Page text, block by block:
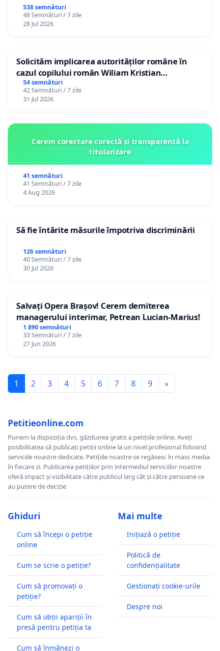
538 semnături
48 Semnături / 7 zile
28 Jul 2026
Solicităm implicarea autorităților române în
cazul copilului român Wiliam Kristian
Gheorghe, aflat în plasament în Danemarca de
12 ani
54 semnături
42 Semnături / 7 zile
31 Jul 2026
Cerem corectare corectă și transparentă la
titularizare
41 semnături
41 Semnături / 7 zile
4 Aug 2026
Să fie întărite măsurile împotriva discriminării
126 semnături
40 Semnături / 7 zile
30 Jul 2026
Salvați Opera Brașov! Cerem demiterea
managerului interimar, Petrean Lucian-Marius!
1 890 semnături
33 Semnături / 7 zile
27 Jun 2026
1 2 3 4 5 6 7 8 9 »
Petitieonline.com
Punem la dispoziția dvs. găzduirea gratis a petițiile online. Aveți
posibilitatea să publicați petiții online la un nivel profesional folosind
serviciile noastre dedicate. Petițiile noastre se regăsesc în mass media
în fiecare zi. Publicarea petițiilor prin intermediul serviciilor noastre
oferă impact și vizibilitate către publicul larg cât și către persoane ce
au putere de decizie
Ghiduri
Cum să începi o petiție
online
Cum se scrie o petiție?
Cum să promovați o
petiție?
Cum să obții apariții în
presă pentru petiția ta
Cum să înmânezi o
Mai multe
Inițiază o petiție
Politică de
confidențialitate
Gestionați cookie-urile
Despre noi